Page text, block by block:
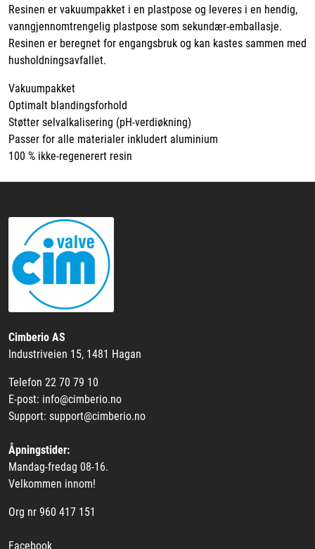
Resinen er vakuumpakket i en plastpose og leveres i en hendig,
vanngjennomtrengelig plastpose som sekundær-emballasje.
Resinen er beregnet for engangsbruk og kan kastes sammen med
husholdningsavfallet.
Vakuumpakket
Optimalt blandingsforhold
Støtter selvalkalisering (pH-verdiøkning)
Passer for alle materialer inkludert aluminium
100 % ikke-regenerert resin
Cimberio AS
Industriveien 15, 1481 Hagan
Telefon 22 70 79 10
E-post: info@cimberio.no
Support: support@cimberio.no
Åpningstider:
Mandag-fredag 08-16.
Velkommen innom!
Org nr 960 417 151
Facebook